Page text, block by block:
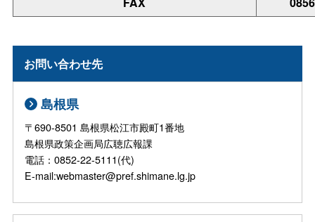
お問い合わせ先
島根県
〒690-8501 島根県松江市殿町1番地
島根県政策企画局広聴広報課
電話：0852-22-5111(代)
E-mail:webmaster@pref.shimane.lg.jp